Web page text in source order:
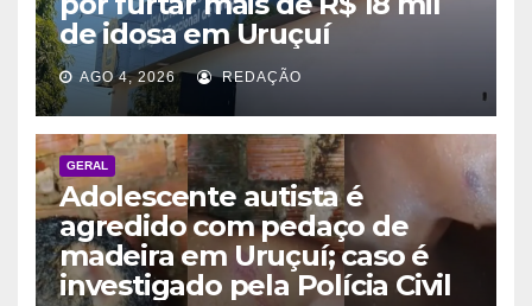
de idosa em Uruçuí
AGO 4, 2026 REDAÇÃO
GERAL
Adolescente autista é
agredido com pedaço de
madeira em Uruçuí; caso é
investigado pela Polícia Civil